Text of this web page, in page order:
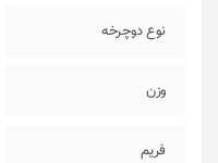
نوع دوچرخه
وزن
فریم